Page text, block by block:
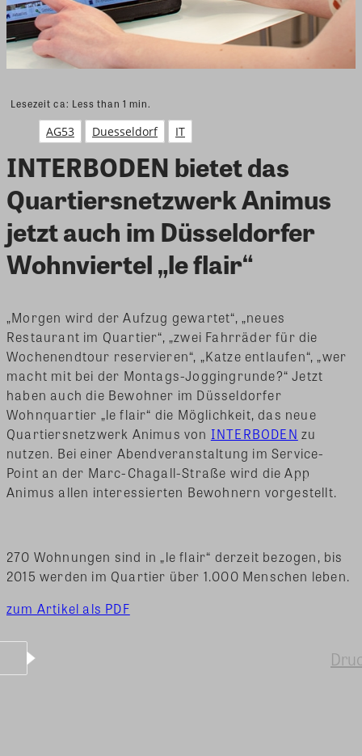
Lesezeit ca: Less than 1 min.
AG53 Duesseldorf IT
INTERBODEN bietet das
Quartiersnetzwerk Animus
jetzt auch im Düsseldorfer
Wohnviertel „le flair“
„Morgen wird der Aufzug gewartet“, „neues
Restaurant im Quartier“, „zwei Fahrräder für die
Wochenendtour reservieren“, „Katze entlaufen“, „wer
macht mit bei der Montags-Joggingrunde?“ Jetzt
haben auch die Bewohner im Düsseldorfer
Wohnquartier „le flair“ die Möglichkeit, das neue
Quartiersnetzwerk Animus von INTERBODEN zu
nutzen. Bei einer Abendveranstaltung im Service-
Point an der Marc-Chagall-Straße wird die App
Animus allen interessierten Bewohnern vorgestellt.
270 Wohnungen sind in „le flair“ derzeit bezogen, bis
2015 werden im Quartier über 1.000 Menschen leben.
zum Artikel als PDF